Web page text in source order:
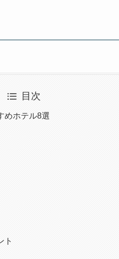
目次
めホテル8選
ト